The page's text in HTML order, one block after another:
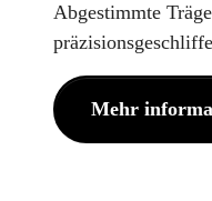
Abgestimmte
Mehr